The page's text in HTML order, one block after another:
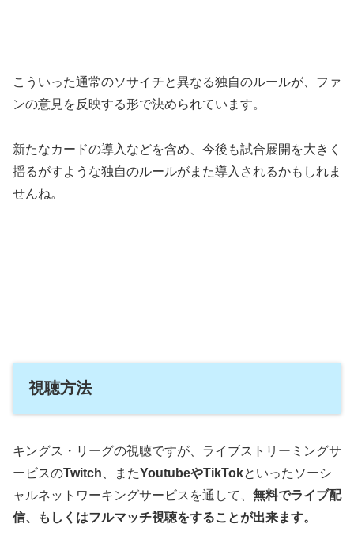
こういった通常のソサイチと異なる独自のルールが、ファ
ンの意見を反映する形で決められています。
新たなカードの導入などを含め、今後も試合展開を大きく
揺るがすような独自のルールがまた導入されるかもしれま
せんね。
視聴方法
キングス・リーグの視聴ですが、ライブストリーミングサ
ービスのTwitch 、またYoutubeやTikTokといったソーシ
ャルネットワーキングサービスを通して、 無料でライブ配
信、もしくはフルマッチ視聴をすることが出来ます。